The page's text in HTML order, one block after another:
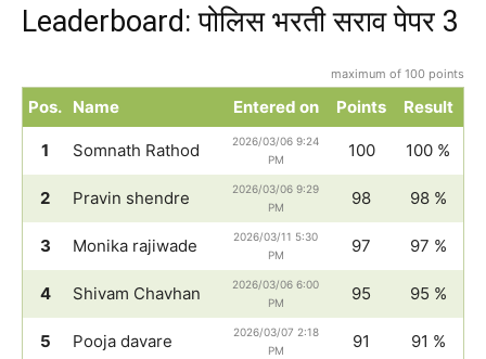
Leaderboard: पोलिस भरती सराव पेपर 3
maximum of 100 points
Pos. Name Entered on Points Result
1 Somnath Rathod
2026/03/06 9:24
PM
100 100 %
2 Pravin shendre
2026/03/06 9:29
PM
98 98 %
3 Monika rajiwade
2026/03/11 5:30
PM
97 97 %
4 Shivam Chavhan
2026/03/06 6:00
PM
95 95 %
5 Pooja davare
2026/03/07 2:18
PM
91 91 %